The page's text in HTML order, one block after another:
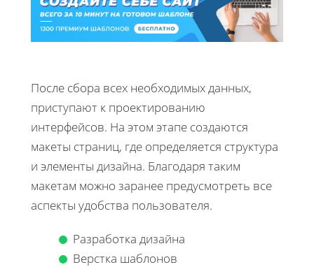
После сбора всех необходимых данных,
приступают к проектированию
интерфейсов. На этом этапе создаются
макеты страниц, где определяется структура
и элементы дизайна. Благодаря таким
макетам можно заранее предусмотреть все
аспекты удобства пользователя.
Разработка дизайна
Верстка шаблонов